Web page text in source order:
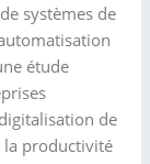
systèmes de
étude
de
la productivité